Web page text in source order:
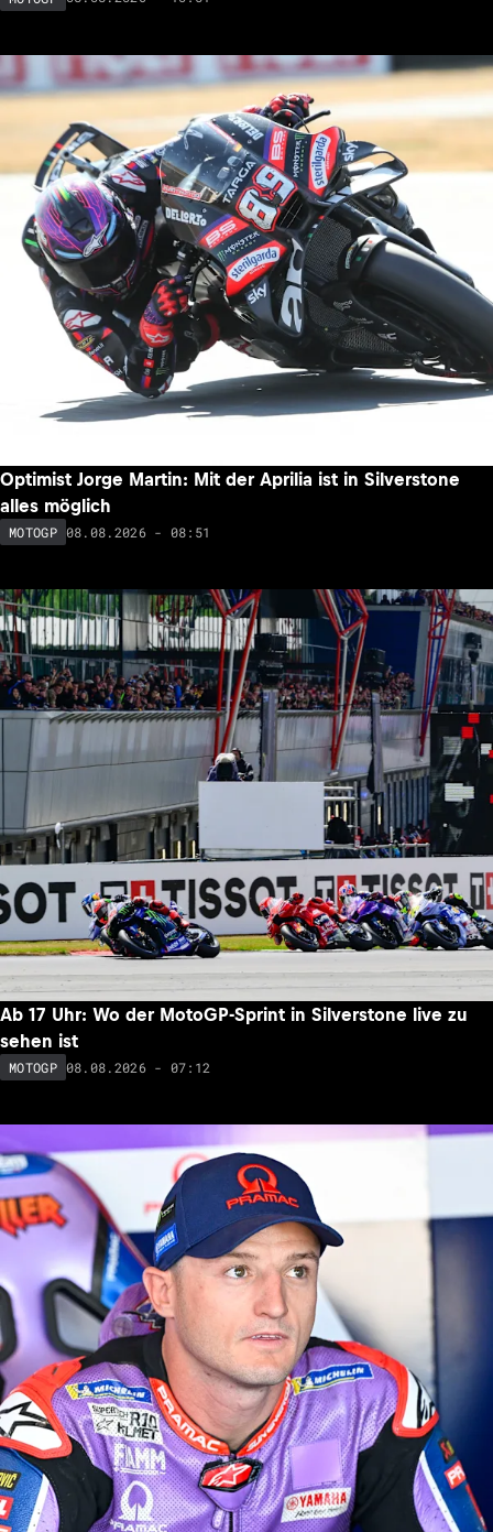
Optimist Jorge Martin: Mit der Aprilia ist in Silverstone
alles möglich
MOTOGP 08.08.2026 - 08:51
Ab 17 Uhr: Wo der MotoGP-Sprint in Silverstone live zu
sehen ist
MOTOGP 08.08.2026 - 07:12